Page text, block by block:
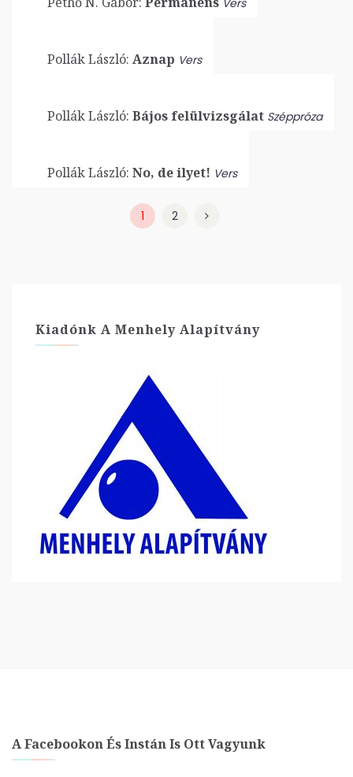
Pollák László: Aznap Vers
Pollák László: Bájos felülvizsgálat Széppróza
Pollák László: No, de ilyet! Vers
1 2
Kiadónk A Menhely Alapítvány
A Facebookon És Instán Is Ott Vagyunk